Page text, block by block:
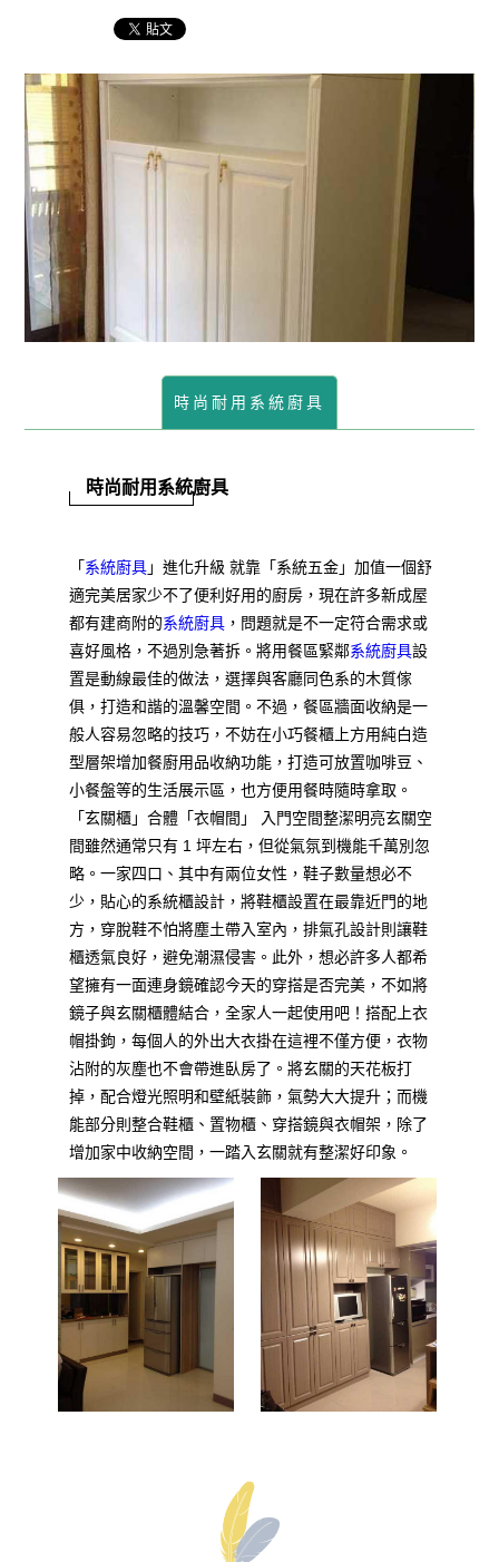
時尚耐用系統廚具
時尚耐用系統廚具
「 系統廚具」進化升級 就靠「系統五金」加值一個舒
適完美居家少不了便利好用的廚房，現在許多新成屋
都有建商附的系統廚具 ，問題就是不一定符合需求或
喜好風格，不過別急著拆。將用餐區緊鄰系統廚具設
置是動線最佳的做法，選擇與客廳同色系的木質傢
俱，打造和諧的溫馨空間。不過，餐區牆面收納是一
般人容易忽略的技巧，不妨在小巧餐櫃上方用純白造
型層架增加餐廚用品收納功能，打造可放置咖啡豆、
小餐盤等的生活展示區，也方便用餐時隨時拿取。
「玄關櫃」合體「衣帽間」 入門空間整潔明亮玄關空
間雖然通常只有 1 坪左右，但從氣氛到機能千萬別忽
略。一家四口、其中有兩位女性，鞋子數量想必不
少，貼心的系統櫃設計，將鞋櫃設置在最靠近門的地
方，穿脫鞋不怕將塵土帶入室內，排氣孔設計則讓鞋
櫃透氣良好，避免潮濕侵害。此外，想必許多人都希
望擁有一面連身鏡確認今天的穿搭是否完美，不如將
鏡子與玄關櫃體結合，全家人一起使用吧！搭配上衣
帽掛鉤，每個人的外出大衣掛在這裡不僅方便，衣物
沾附的灰塵也不會帶進臥房了。將玄關的天花板打
掉，配合燈光照明和壁紙裝飾，氣勢大大提升；而機
能部分則整合鞋櫃、置物櫃、穿搭鏡與衣帽架，除了
增加家中收納空間，一踏入玄關就有整潔好印象。